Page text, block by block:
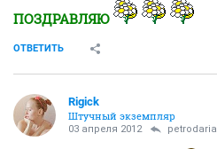
ПОЗДРАВЛЯЮ
ОТВЕТИТЬ
Rigick
Штучный экземпляр
03 апреля 2012 petrodaria